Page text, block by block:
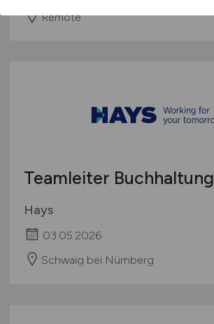
Remote
Teamleiter Buchhaltung
Hays
03.05.2026
Schwaig bei Nürnberg